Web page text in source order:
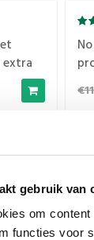
gebruik van
om
functies voor